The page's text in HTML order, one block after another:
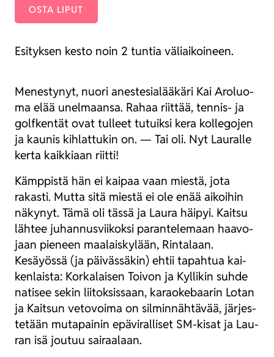
OSTA LIPUT
Esi­tyk­sen kes­to noin 2 tun­tia väliai­koi­neen.
Menes­ty­nyt, nuo­ri anes­te­sia­lää­kä­ri Kai Aro­luo­
ma elää unel­maan­sa. Rahaa riit­tää, ten­nis- ja
golf­ken­tät ovat tul­leet tutuik­si kera kol­le­go­jen
ja kau­nis kih­lat­tu­kin on. — Tai oli. Nyt Lau­ral­le
ker­ta kaik­ki­aan riit­ti!
Kämp­pis­tä hän ei kai­paa vaan mies­tä, jota
rakas­ti. Mut­ta sitä mies­tä ei ole enää aikoi­hin
näky­nyt. Tämä oli täs­sä ja Lau­ra häi­pyi. Kait­su
läh­tee juhan­nus­vii­kok­si paran­te­le­maan haa­vo­
jaan pie­neen maa­lais­ky­lään, Rin­ta­laan.
Kesäyös­sä (ja päi­väs­sä­kin) ehtii tapah­tua kai­
ken­lais­ta: Kor­ka­lai­sen Toi­von ja Kyl­li­kin suh­de
nati­see sekin lii­tok­sis­saan, karao­ke­baa­rin Lotan
ja Kait­sun veto­voi­ma on sil­min­näh­tä­vää, jär­jes­
te­tään muta­pai­nin epä­vi­ral­li­set SM-kisat ja Lau­
ran isä jou­tuu sai­raa­laan.